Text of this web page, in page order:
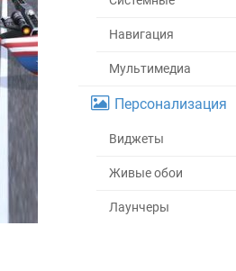
Навигация
Мультимедиа
Персонализация
Виджеты
Живые обои
Лаунчеры